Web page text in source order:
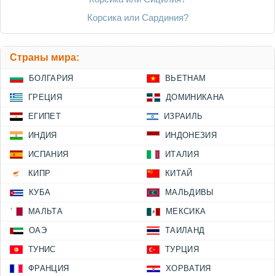
Корсика или Сардиния?
Страны мира:
БОЛГАРИЯ ВЬЕТНАМ
ГРЕЦИЯ ДОМИНИКАНА
ЕГИПЕТ ИЗРАИЛЬ
ИНДИЯ ИНДОНЕЗИЯ
ИСПАНИЯ ИТАЛИЯ
КИПР КИТАЙ
КУБА МАЛЬДИВЫ
МАЛЬТА МЕКСИКА
ОАЭ ТАИЛАНД
ТУНИС ТУРЦИЯ
ФРАНЦИЯ ХОРВАТИЯ